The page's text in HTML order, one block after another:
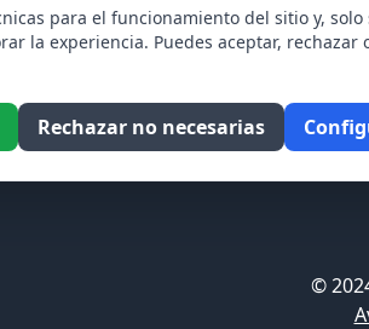
para el funcionamiento del sitio y,
la experiencia. Puedes aceptar, rechazar
Rechazar no necesarias
(Sor Teresa Benedicta de la Cruz)
de hoy
©